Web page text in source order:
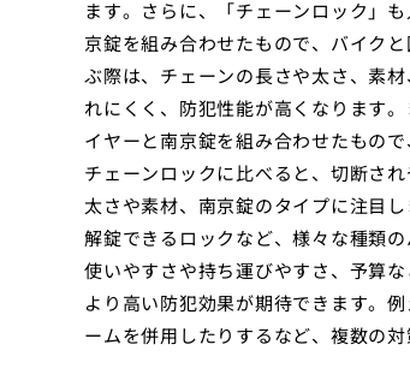
ます。さらに、「チェーンロック」
京錠を組み合わせたもので、バイク
ぶ際は、チェーンの長さや太さ、素
れにくく、防犯性能が高くなります
イヤーと南京錠を組み合わせたもの
チェーンロックに比べると、切断さ
太さや素材、南京錠のタイプに注目
解錠できるロックなど、様々な種類
使いやすさや持ち運びやすさ、予算
より高い防犯効果が期待できます。
ームを併用したりするなど、複数の